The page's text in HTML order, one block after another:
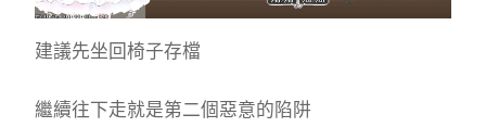
建議先坐回椅子存檔
繼續往下走就是第二個惡意的陷阱